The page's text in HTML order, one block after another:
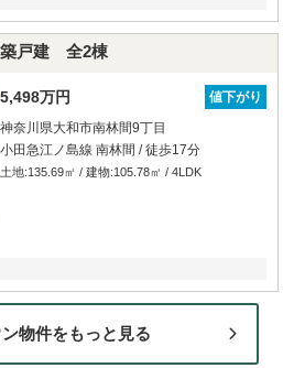
戸建 全2棟
5,498万円
値下がり
神奈川県大和市南林間9丁目
小田急江ノ島線 南林間 / 徒歩17分
土地:135.69㎡ / 建物:105.78㎡ / 4LDK
物件をもっと見る